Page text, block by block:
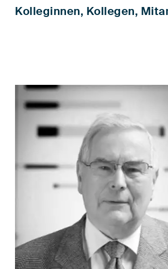
Kolleginnen, Kollegen,